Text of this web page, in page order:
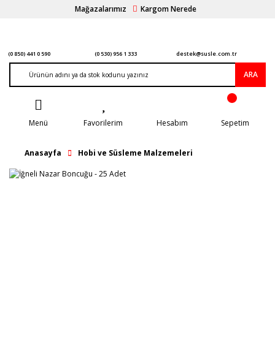
Mağazalarımız Kargom Nerede
(0 850) 441 0 590 (0 530) 956 1 333 destek@susle.com.tr
ARA
Menü Favorilerim Hesabım Sepetim
Anasayfa Hobi ve Süsleme Malzemeleri